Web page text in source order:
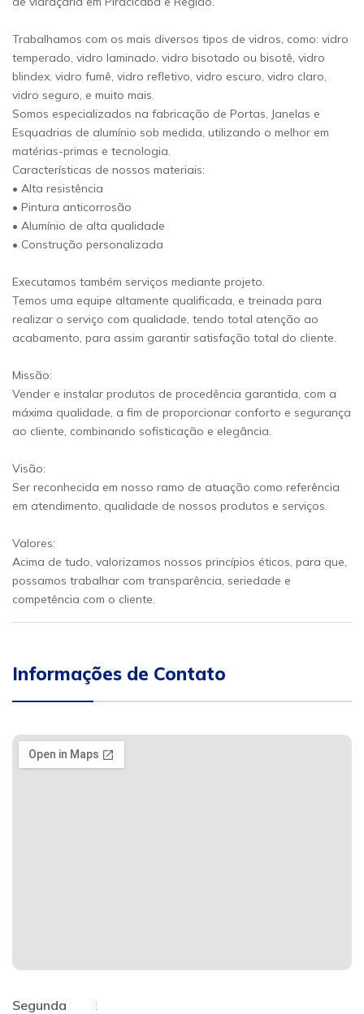
Trabalhamos com os mais diversos tipos de vidros, como: vidro
temperado, vidro laminado, vidro bisotado ou bisotê, vidro
blindex, vidro fumê, vidro refletivo, vidro escuro, vidro claro,
vidro seguro, e muito mais.
Somos especializados na fabricação de Portas, Janelas e
Esquadrias de alumínio sob medida, utilizando o melhor em
matérias-primas e tecnologia.
Características de nossos materiais:
• Alta resistência
• Pintura anticorrosão
• Alumínio de alta qualidade
• Construção personalizada
Executamos também serviços mediante projeto.
Temos uma equipe altamente qualificada, e treinada para
realizar o serviço com qualidade, tendo total atenção ao
acabamento, para assim garantir satisfação total do cliente.
Missão:
Vender e instalar produtos de procedência garantida, com a
máxima qualidade, a fim de proporcionar conforto e segurança
ao cliente, combinando sofisticação e elegância.
Visão:
Ser reconhecida em nosso ramo de atuação como referência
em atendimento, qualidade de nossos produtos e serviços.
Valores:
Acima de tudo, valorizamos nossos princípios éticos, para que,
possamos trabalhar com transparência, seriedade e
competência com o cliente.
Informações de Contato
Segunda
: